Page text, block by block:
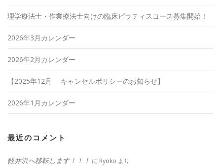
理学療法士・作業療法士向けの臨床ピラティスコース募集開始！
2026年3月カレンダー
2026年2月カレンダー
【2025年12月 キャンセルポリシーのお知らせ】
2026年1月カレンダー
最近のコメント
軽井沢へ移転します！！！ に Ryoko より